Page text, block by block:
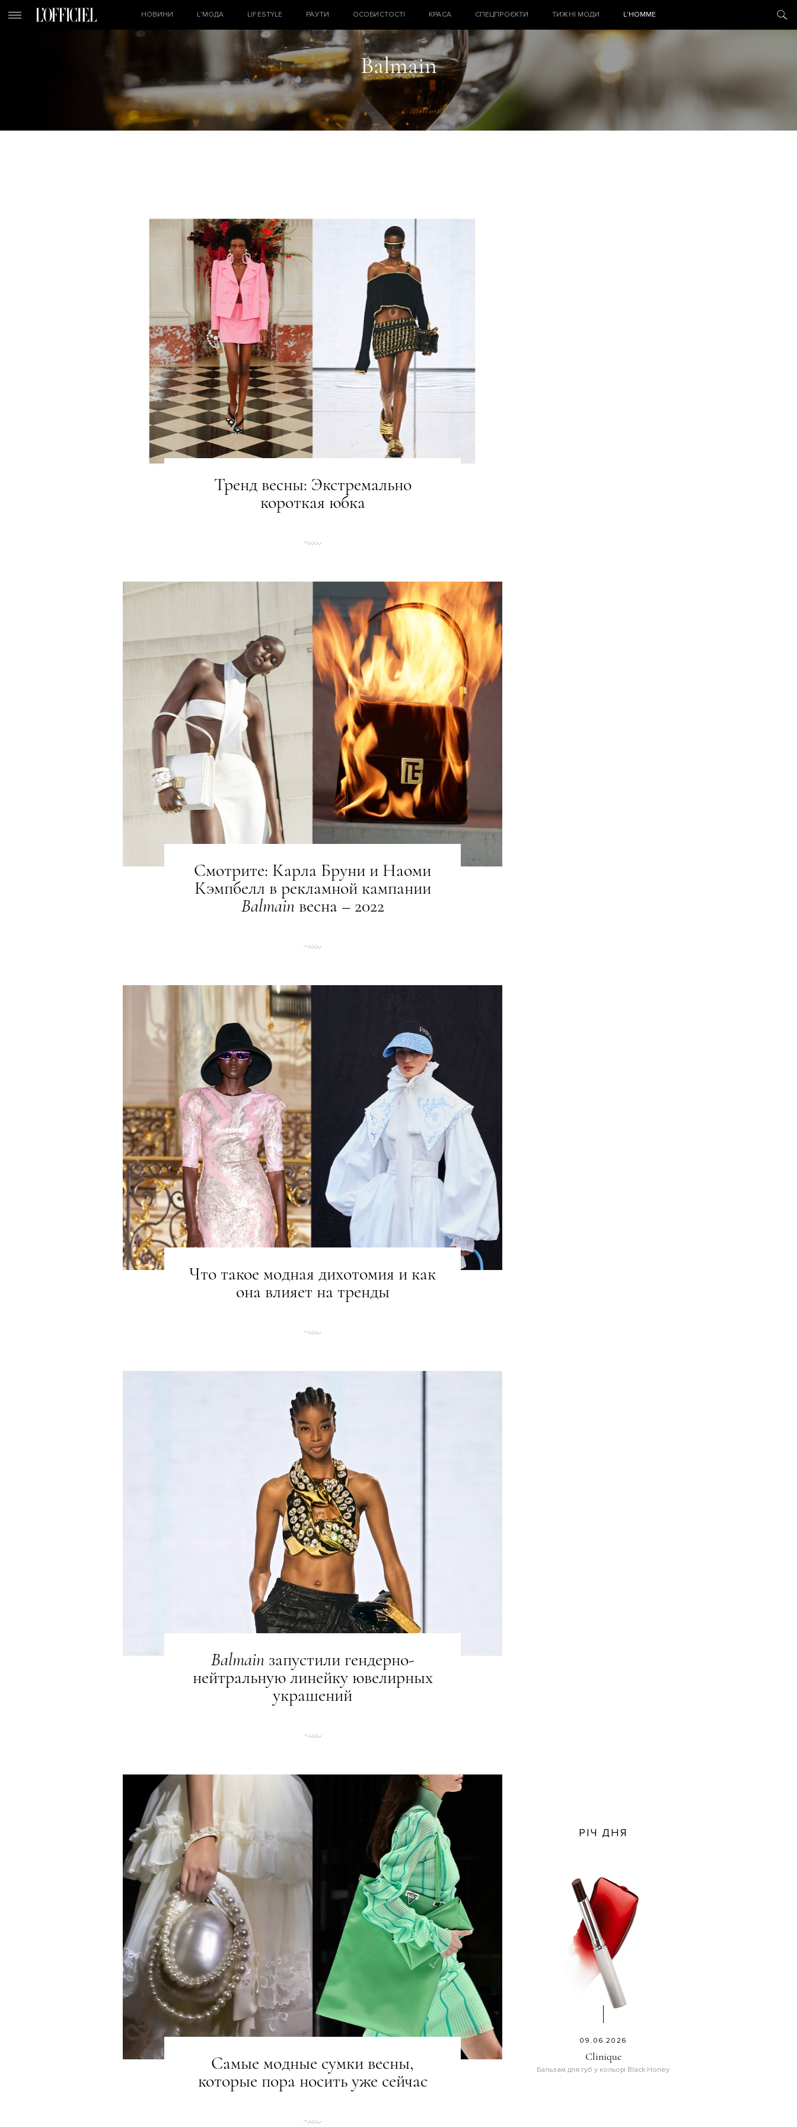
НОВИНИ L’МОДА LIFESTYLE РАУТИ ОСОБИСТОСТІ КРАСА СПЕЦПРОЄКТИ ТИЖНІ МОДИ L’HOMME
Balmain
Тренд весны: Экстремально
короткая юбка
Смотрите: Карла Бруни и Наоми
Кэмпбелл в рекламной кампании
Balmainвесна – 2022
Что такое модная дихотомия и как
она влияет на тренды
Balmainзапустили гендерно-
нейтральную линейку ювелирных
украшений
Самые модные сумки весны,
которые пора носить уже сейчас
РІЧ ДНЯ
09.06.2026
Clinique
Бальзам для губ у кольорі Black Honey